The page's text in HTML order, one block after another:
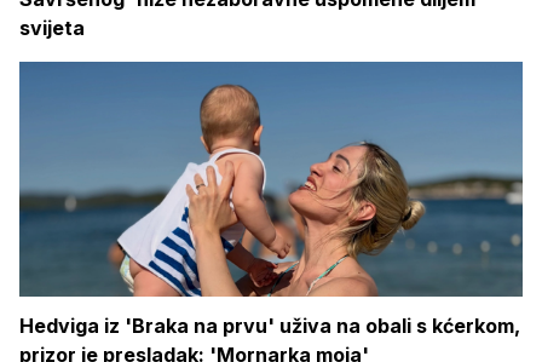
svijeta
Hedviga iz 'Braka na prvu' uživa na obali s kćerkom,
prizor je presladak: 'Mornarka moja'